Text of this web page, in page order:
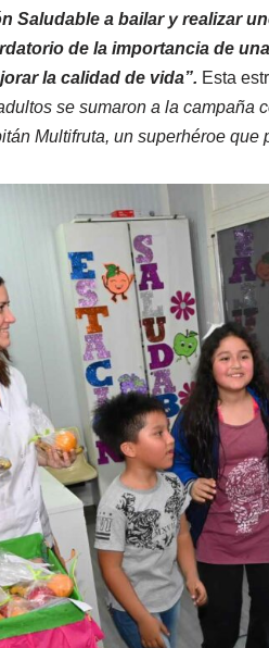
Saludable a bailar y realizar
de la importancia de
la calidad de vida”. Esta
se sumaron a la campaña
Multifruta, un superhéroe que